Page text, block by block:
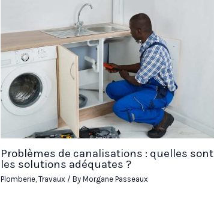
Problèmes de canalisations : quelles sont
les solutions adéquates ?
Plomberie, Travaux / By Morgane Passeaux